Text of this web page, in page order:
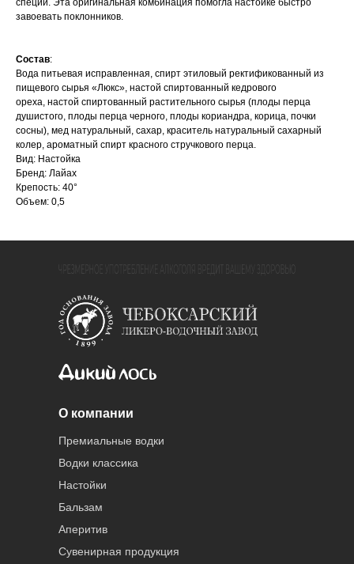
специй. Эта оригинальная комбинация помогла настойке быстро
завоевать поклонников.
Состав:
Вода питьевая исправленная, спирт этиловый ректификованный из
пищевого сырья «Люкс», настой спиртованный кедрового
ореха, настой спиртованный растительного сырья (плоды перца
душистого, плоды перца черного, плоды кориандра, корица, почки
сосны), мед натуральный, сахар, краситель натуральный сахарный
колер, ароматный спирт красного стручкового перца.
Вид: Настойка
Бренд: Лайах
Крепость: 40°
Объем: 0,5
О компании
Премиальные водки
Водки классика
Настойки
Бальзам
Аперитив
Сувенирная продукция